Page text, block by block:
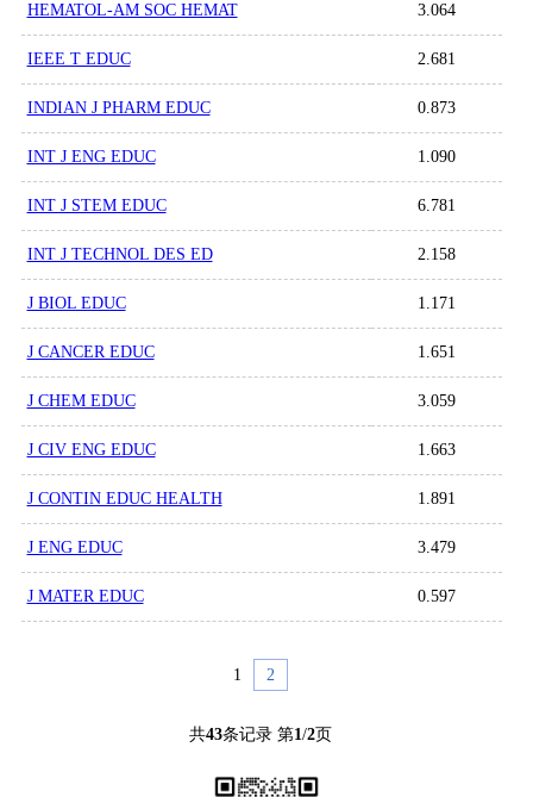
HEMATOL-AM SOC HEMAT 3.064
IEEE T EDUC 2.681
INDIAN J PHARM EDUC 0.873
INT J ENG EDUC 1.090
INT J STEM EDUC 6.781
INT J TECHNOL DES ED 2.158
J BIOL EDUC 1.171
J CANCER EDUC 1.651
J CHEM EDUC 3.059
J CIV ENG EDUC 1.663
J CONTIN EDUC HEALTH 1.891
J ENG EDUC 3.479
J MATER EDUC 0.597
1 2
共43条记录 第1/2页